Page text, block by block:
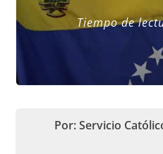
Tiempo de
Por: Servicio